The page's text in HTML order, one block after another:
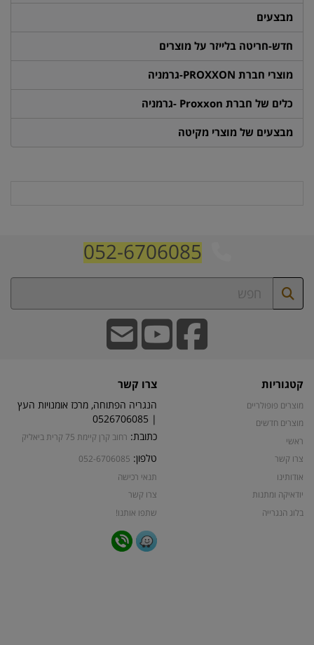
מבצעים
חדש-חריטה בלייזר על מוצרים
מוצרי חברת PROXXON-גרמניה
כלים של חברת Proxxon -גרמניה
מבצעים של מוצרי מקיטה
052-6706085
קטגוריות
מוצרים פופולריים
מוצרים חדשים
ראשי
צרו קשר
אודותינו
יודאיקה ומתנות
בלוג הנגרייה
צרו קשר
הנגריה הפתוחה, מרכז אומנויות העץ
| 0526706085
כתובת: רחוב קרן קיימת 75 קרית ביאליק
טלפון: 052-6706085
תנאי רכישה
צרו קשר
שתפו אותנו!